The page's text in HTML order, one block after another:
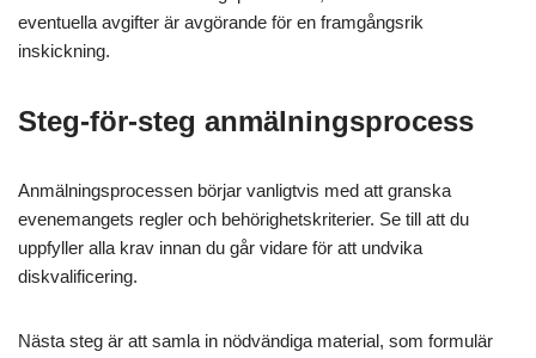
eventuella avgifter är avgörande för en framgångsrik
inskickning.
Steg-för-steg anmälningsprocess
Anmälningsprocessen börjar vanligtvis med att granska
evenemangets regler och behörighetskriterier. Se till att du
uppfyller alla krav innan du går vidare för att undvika
diskvalificering.
Nästa steg är att samla in nödvändiga material, som formulär